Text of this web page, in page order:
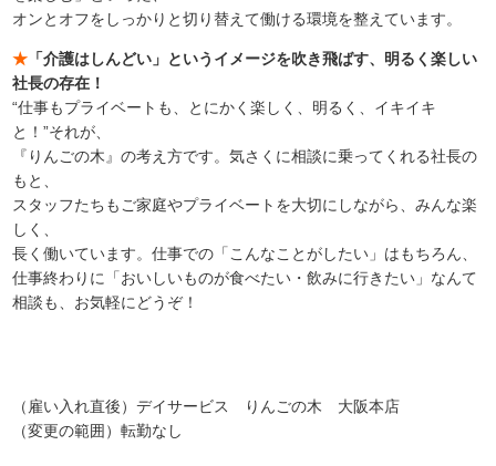
オンとオフをしっかりと切り替えて働ける環境を整えています。
★ 「介護はしんどい」というイメージを吹き飛ばす、明るく楽しい
社長の存在！
“仕事もプライベートも、とにかく楽しく、明るく、イキイキ
と！”それが、
『りんごの木』の考え方です。気さくに相談に乗ってくれる社長の
もと、
スタッフたちもご家庭やプライベートを大切にしながら、みんな楽
しく、
長く働いています。仕事での「こんなことがしたい」はもちろん、
仕事終わりに「おいしいものが食べたい・飲みに行きたい」なんて
相談も、お気軽にどうぞ！
（雇い入れ直後）デイサービス りんごの木 大阪本店
（変更の範囲）転勤なし